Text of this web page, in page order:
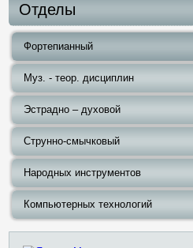
Отделы
Фортепианный
Муз. - теор. дисциплин
Эстрадно – духовой
Струнно-смычковый
Народных инструментов
Компьютерных технологий